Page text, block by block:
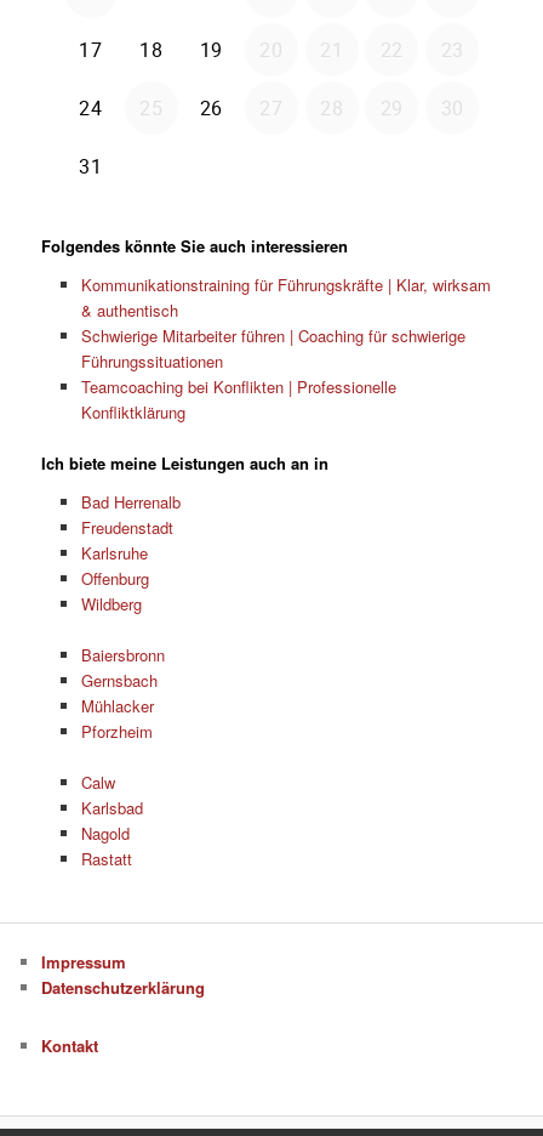
Folgendes könnte Sie auch interessieren
Kommunikationstraining für Führungskräfte | Klar, wirksam
& authentisch
Schwierige Mitarbeiter führen | Coaching für schwierige
Führungssituationen
Teamcoaching bei Konflikten | Professionelle
Konfliktklärung
Ich biete meine Leistungen auch an in
Bad Herrenalb
Freudenstadt
Karlsruhe
Offenburg
Wildberg
Baiersbronn
Gernsbach
Mühlacker
Pforzheim
Calw
Karlsbad
Nagold
Rastatt
Impressum
Datenschutzerklärung
Kontakt